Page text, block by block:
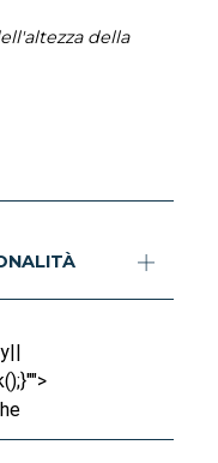
della